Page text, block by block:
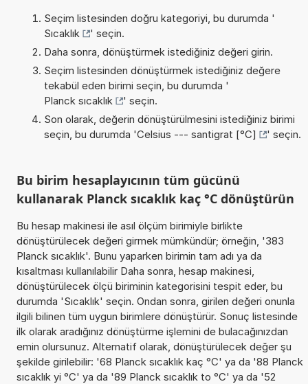
Seçim listesinden doğru kategoriyi, bu durumda '
Sıcaklık
' seçin.
Daha sonra, dönüştürmek istediğiniz değeri girin.
Seçim listesinden dönüştürmek istediğiniz değere
tekabül eden birimi seçin, bu durumda '
Planck sıcaklık
' seçin.
Son olarak, değerin dönüştürülmesini istediğiniz birimi
seçin, bu durumda 'Celsius --- santigrat [°C] ' seçin.
Bu birim hesaplayıcının tüm gücünü
kullanarak Planck sıcaklık kaç °C dönüştürün
Bu hesap makinesi ile asıl ölçüm birimiyle birlikte
dönüştürülecek değeri girmek mümkündür; örneğin, '383
Planck sıcaklık'. Bunu yaparken birimin tam adı ya da
kısaltması kullanılabilir Daha sonra, hesap makinesi,
dönüştürülecek ölçü biriminin kategorisini tespit eder, bu
durumda 'Sıcaklık' seçin. Ondan sonra, girilen değeri onunla
ilgili bilinen tüm uygun birimlere dönüştürür. Sonuç listesinde
ilk olarak aradığınız dönüştürme işlemini de bulacağınızdan
emin olursunuz. Alternatif olarak, dönüştürülecek değer şu
şekilde girilebilir: '68 Planck sıcaklık kaç °C' ya da '88 Planck
sıcaklık yi °C' ya da '89 Planck sıcaklık to °C' ya da '52